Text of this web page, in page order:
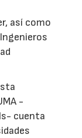
así como
-
cuenta